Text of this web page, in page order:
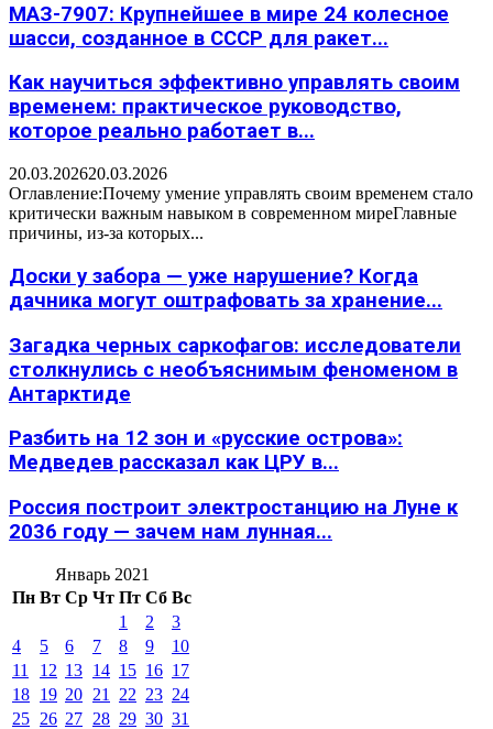
МАЗ-7907: Крупнейшее в мире 24 колесное
шасси, созданное в СССР для ракет...
Как научиться эффективно управлять своим
временем: практическое руководство,
которое реально работает в...
20.03.202620.03.2026
Оглавление:Почему умение управлять своим временем стало
критически важным навыком в современном миреГлавные
причины, из-за которых...
Доски у забора — уже нарушение? Когда
дачника могут оштрафовать за хранение...
Загадка черных саркофагов: исследователи
столкнулись с необъяснимым феноменом в
Антарктиде
Разбить на 12 зон и «русские острова»:
Медведев рассказал как ЦРУ в...
Россия построит электростанцию на Луне к
2036 году — зачем нам лунная...
Январь 2021
Пн Вт Ср Чт Пт Сб Вс
1
2
3
4
5 6 7 8 9
10
11
12 13 14 15 16 17
18 19 20 21 22 23 24
25 26 27 28 29 30 31